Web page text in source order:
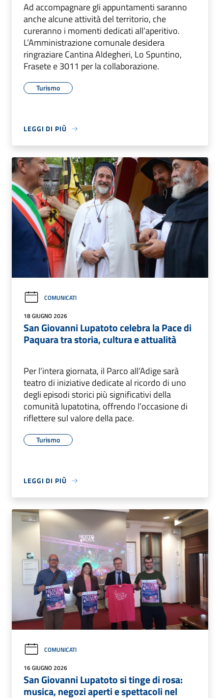
Ad accompagnare gli appuntamenti saranno
anche alcune attività del territorio, che
cureranno i momenti dedicati all’aperitivo.
L’Amministrazione comunale desidera
ringraziare Cantina Aldegheri, Lo Spuntino,
Frasete e 3011 per la collaborazione.
Turismo
LEGGI DI PIÙ
COMUNICATI
18 GIUGNO 2026
San Giovanni Lupatoto celebra la Pace di
Paquara tra storia, cultura e attualità
Per l’intera giornata, il Parco all’Adige sarà
teatro di iniziative dedicate al ricordo di uno
degli episodi storici più significativi della
comunità lupatotina, offrendo l’occasione di
riflettere sul valore della pace.
Turismo
LEGGI DI PIÙ
COMUNICATI
16 GIUGNO 2026
San Giovanni Lupatoto si tinge di rosa:
musica, negozi aperti e spettacoli nel